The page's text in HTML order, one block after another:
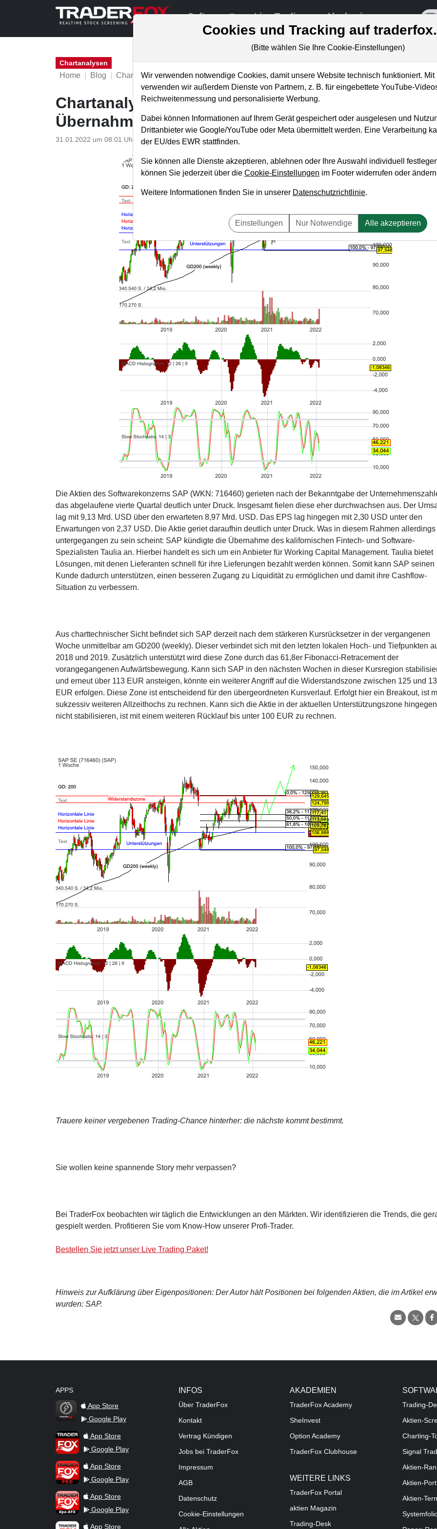
Software Live-Trading Akademie
Chartanalysen
Home Blog Chartanalysen
Chartanalyse SAP: Kaufgelegenheit nach sinnvoller
Übernahme?
31.01.2022 um 08:01 Uhr P. Uhlschmied
Die Aktien des Softwarekonzerns SAP (WKN: 716460) gerieten nach der Bekanntgabe der
das abgelaufene vierte Quartal deutlich unter Druck. Insgesamt fielen diese eher durchwachsen aus. Der
lag mit 9,13 Mrd. USD über den erwarteten 8,97 Mrd. USD. Das EPS lag hingegen mit 2,30 USD unter den
Erwartungen von 2,37 USD. Die Aktie geriet daraufhin deutlich unter Druck. Was in diesem Rahmen allerdings
untergegangen zu sein scheint: SAP kündigte die Übernahme des kalifornischen Fintech- und Software-
Spezialisten Taulia an. Hierbei handelt es sich um ein Anbieter für Working Capital Management. Taulia bietet
Lösungen, mit denen Lieferanten schnell für ihre Lieferungen bezahlt werden können. Somit kann SAP seinen
Kunde dadurch unterstützen, einen besseren Zugang zu Liquidität zu ermöglichen und damit ihre Cashflow-
Situation zu verbessern.
Aus charttechnischer Sicht befindet sich SAP derzeit nach dem stärkeren Kursrücksetzer in der vergangenen
Woche unmittelbar am GD200 (weekly). Dieser verbindet sich mit den letzten lokalen Hoch- und Tiefpunkten
2018 und 2019. Zusätzlich unterstützt wird diese Zone durch das 61,8er Fibonacci-Retracement der
vorangegangenen Aufwärtsbewegung. Kann sich SAP in den nächsten Wochen in dieser Kursregion
und erneut über 113 EUR ansteigen, könnte ein weiterer Angriff auf die Widerstandszone zwischen 125 und
EUR erfolgen. Diese Zone ist entscheidend für den übergeordneten Kursverlauf. Erfolgt hier ein Breakout, ist
sukzessiv weiteren Allzeithochs zu rechnen. Kann sich die Aktie in der aktuellen Unterstützungszone hingegen
nicht stabilisieren, ist mit einem weiteren Rücklauf bis unter 100 EUR zu rechnen.
Trauere keiner vergebenen Trading-Chance hinterher: die nächste kommt bestimmt.
Sie wollen keine spannende Story mehr verpassen?
Bei TraderFox beobachten wir täglich die Entwicklungen an den Märkten. Wir identifizieren die Trends, die
gespielt werden. Profitieren Sie vom Know-How unserer Profi-Trader.
Bestellen Sie jetzt unser Live Trading Paket!
Hinweis zur Aufklärung über Eigenpositionen: Der Autor hält Positionen bei folgenden Aktien, die im Artikel
wurden: SAP.
APPS
TraderFox Flash
App Store
Google Play
TraderFox AppApp Store
Google Play
TraderFox ProApp Store
Google Play
TraderFox dpa-AFX ProFeed
App Store
Google Play
TraderFox Live Trading
App Store
INFOS
Über TraderFox
Kontakt
Vertrag Kündigen
Jobs bei TraderFox
Impressum
AGB
Datenschutz
Cookie-Einstellungen
AKADEMIEN
TraderFox Academy
SheInvest
Option Academy
TraderFox Clubhouse
WEITERE LINKS
TraderFox Portal
aktien Magazin
Trading-Desk
Trading-
Aktien-
Charting-
Signal
Aktien-
Aktien-
Aktien-
Cookies und Tracking auf
(Bitte wählen Sie Ihre Cookie-Einstellungen)
Wir verwenden notwendige Cookies, damit unsere Website technisch funktioniert.
verwenden wir außerdem Dienste von Partnern, z. B. für eingebettete YouTube-
Reichweitenmessung und personalisierte Werbung.
Dabei können Informationen auf Ihrem Gerät gespeichert oder ausgelesen und
Drittanbieter wie Google/YouTube oder Meta übermittelt werden. Eine Verarbeitung
der EU/des EWR stattfinden.
Sie können alle Dienste akzeptieren, ablehnen oder Ihre Auswahl individuell
können Sie jederzeit über die Cookie-Einstellungen im Footer widerrufen oder
Weitere Informationen finden Sie in unserer Datenschutzrichtlinie.
Einstellungen Nur Notwendige Alle akzeptieren